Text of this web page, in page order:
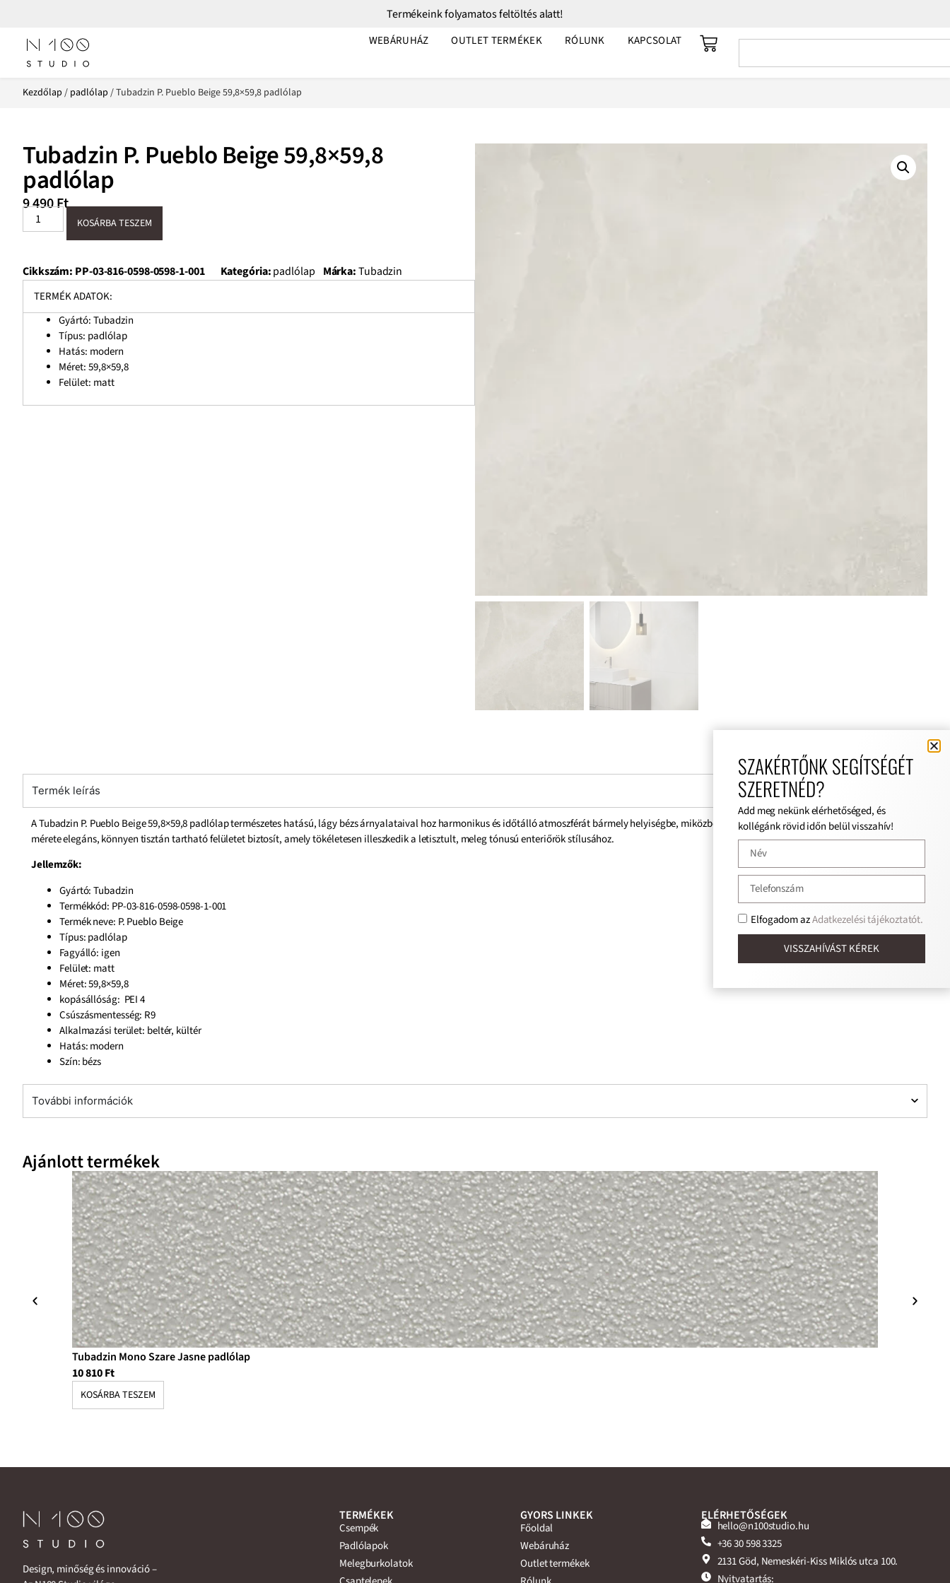
Termékeink folyamatos feltöltés alatt!
WEBÁRUHÁZ OUTLET TERMÉKEK RÓLUNK KAPCSOLAT
Kezdőlap / padlólap / Tubadzin P. Pueblo Beige 59,8×59,8 padlólap
Tubadzin P. Pueblo Beige 59,8×59,8
padlólap
9 490Ft
KOSÁRBA TESZEM
Cikkszám: PP-03-816-0598-0598-1-001 Kategória:padlólap Márka:Tubadzin
TERMÉK ADATOK:
Gyártó: Tubadzin
Típus: padlólap
Hatás: modern
Méret: 59,8×59,8
Felület: matt
Termék leírás
A Tubadzin P. Pueblo Beige 59,8×59,8 padlólap természetes hatású, lágy bézs árnyalataival hoz harmonikus és időtálló atmoszférát bármely helyiségbe, miközben kiegyensúlyozott mintázata és modern
mérete elegáns, könnyen tisztán tartható felületet biztosít, amely tökéletesen illeszkedik a letisztult, meleg tónusú enteriőrök stílusához.
Jellemzők:
Gyártó: Tubadzin
Termékkód: PP-03-816-0598-0598-1-001
Termék neve: P. Pueblo Beige
Típus: padlólap
Fagyálló: igen
Felület: matt
Méret: 59,8×59,8
kopásállóság: PEI 4
Csúszásmentesség: R9
Alkalmazási terület: beltér, kültér
Hatás: modern
Szín: bézs
További információk
Ajánlott termékek
Tubadzin Mono Szare Jasne padlólap
10 810Ft
KOSÁRBA TESZEM
Design, minőség és innováció –
TERMÉKEK
Csempék
Padlólapok
Melegburkolatok
GYORS LINKEK
Főoldal
Webáruház
Outlet termékek
ELÉRHETŐSÉGEK
hello@n100studio.hu
+36 30 598 3325
2131 Göd, Nemeskéri-Kiss Miklós utca 100.
Nyitvatartás:
SZAKÉRTŐNK SEGÍTSÉGÉT
SZERETNÉD?
Add meg nekünk elérhetőséged, és
kollégánk rövid időn belül visszahív!
Elfogadom azAdatkezelési tájékoztatót.
VISSZAHÍVÁST KÉREK